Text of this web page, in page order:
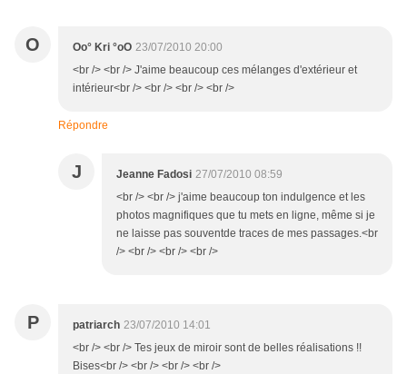
O Oo° Kri °oO 23/07/2010 20:00
<br /> <br /> J'aime beaucoup ces mélanges d'extérieur et
intérieur<br /> <br /> <br /> <br />
Répondre
J Jeanne Fadosi 27/07/2010 08:59
<br /> <br /> j'aime beaucoup ton indulgence et les
photos magnifiques que tu mets en ligne, même si je
ne laisse pas souventde traces de mes passages.<br
/> <br /> <br /> <br />
P patriarch 23/07/2010 14:01
<br /> <br /> Tes jeux de miroir sont de belles réalisations !!
Bises<br /> <br /> <br /> <br />